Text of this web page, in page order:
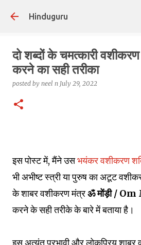
Hinduguru
दो शब्दों के चमत्कारी
करने का सही तरीका
posted by neel n July 29, 2022
इस पोस्ट में, मैंने उसभयंकर वशीकरण
भी अभीष्ट स्त्री या पुरुष का अटूट
के शाबर वशीकरण मंत्रॐ मोंड़ी /
करने के सही तरीके के बारे में बताया है।